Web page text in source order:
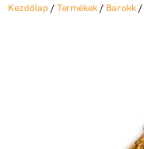
Kezdőlap/Termékek/ Barokk/